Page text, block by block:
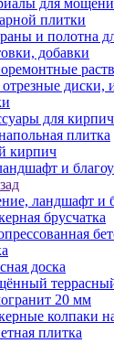
для
плитки
и полотна
добавки
диски,
для
плитка
кирпич
и
ландшафт и
брусчатка
доска
20 мм
колпаки
плитка